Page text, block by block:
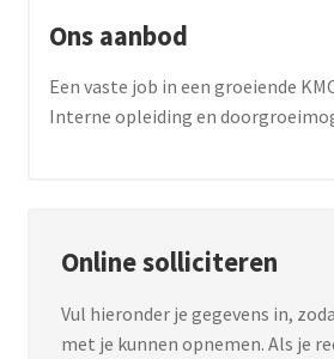
Ons aanbod
Een vaste job in een groeiende
Interne opleiding en
Online solliciteren
Vul hieronder je gegevens in,
met je kunnen opnemen. Als je